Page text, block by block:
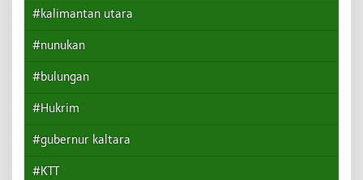
#kalimantan utara
#nunukan
#bulungan
#Hukrim
#gubernur kaltara
#KTT